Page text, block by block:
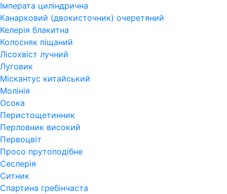
Імперата циліндрична
Канарковий (двокисточник) очеретяний
Келерія блакитна
Колосняк піщаний
Лісохвіст лучний
Луговик
Міскантус китайський
Молінія
Осока
Перистощетинник
Перловник високий
Первоцвіт
Просо прутоподібне
Сеслерія
Ситник
Спартина гребінчаста